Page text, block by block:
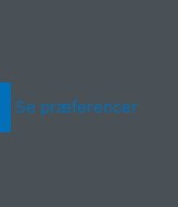
Se præferencer